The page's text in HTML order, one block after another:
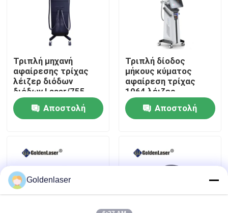
Εμφάνιση VR
Περίπου εμείς
Γύρος εργοστασίων
Ποιοτικός έλεγχος
Ειδήσεις
Ζητήστε ένα απόσπασμα
Τριπλή μηχανή
αφαίρεσης τρίχας
λέιζερ διόδων
διόδων Laser/755
808nm 1064 μήκους
κύματοςΑποστολή
Τριπλή δίοδος
μήκους κύματος
αφαίρεση τρίχας
1064 λέιζερ
Laser/755 808
Αποστολή
Goldenlaser